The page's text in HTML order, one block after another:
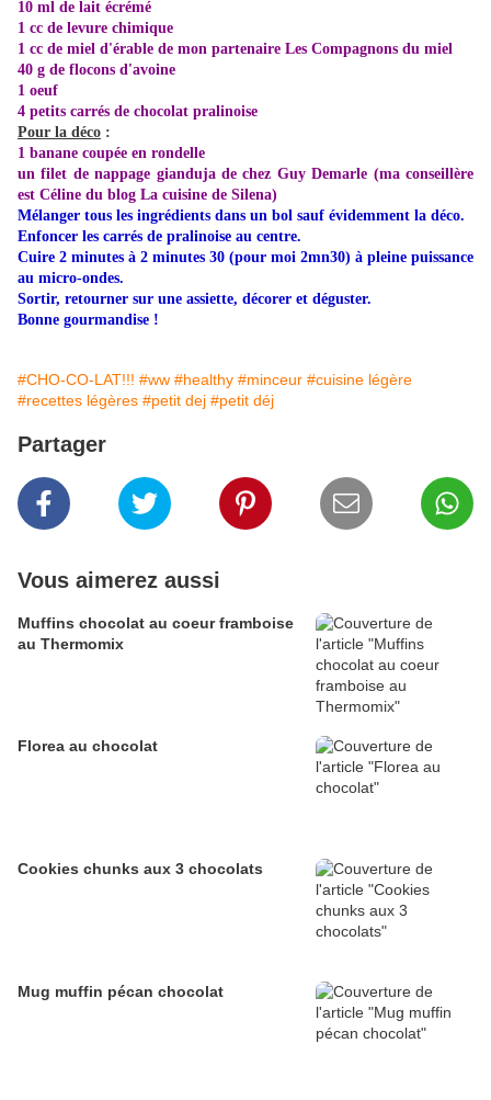
10 ml de lait écrémé
1 cc de levure chimique
1 cc de miel d'érable de mon partenaire Les Compagnons du miel
40 g de flocons d'avoine
1 oeuf
4 petits carrés de chocolat pralinoise
Pour la déco :
1 banane coupée en rondelle
un filet de nappage gianduja de chez Guy Demarle (ma conseillère
est Céline du blog La cuisine de Silena)
Mélanger tous les ingrédients dans un bol sauf évidemment la déco.
Enfoncer les carrés de pralinoise au centre.
Cuire 2 minutes à 2 minutes 30 (pour moi 2mn30) à pleine puissance
au micro-ondes.
Sortir, retourner sur une assiette, décorer et déguster.
Bonne gourmandise !
#CHO-CO-LAT!!! #ww #healthy #minceur #cuisine légère
#recettes légères #petit dej #petit déj
Partager
Vous aimerez aussi
Muffins chocolat au coeur framboise
au Thermomix
Florea au chocolat
Cookies chunks aux 3 chocolats
Mug muffin pécan chocolat